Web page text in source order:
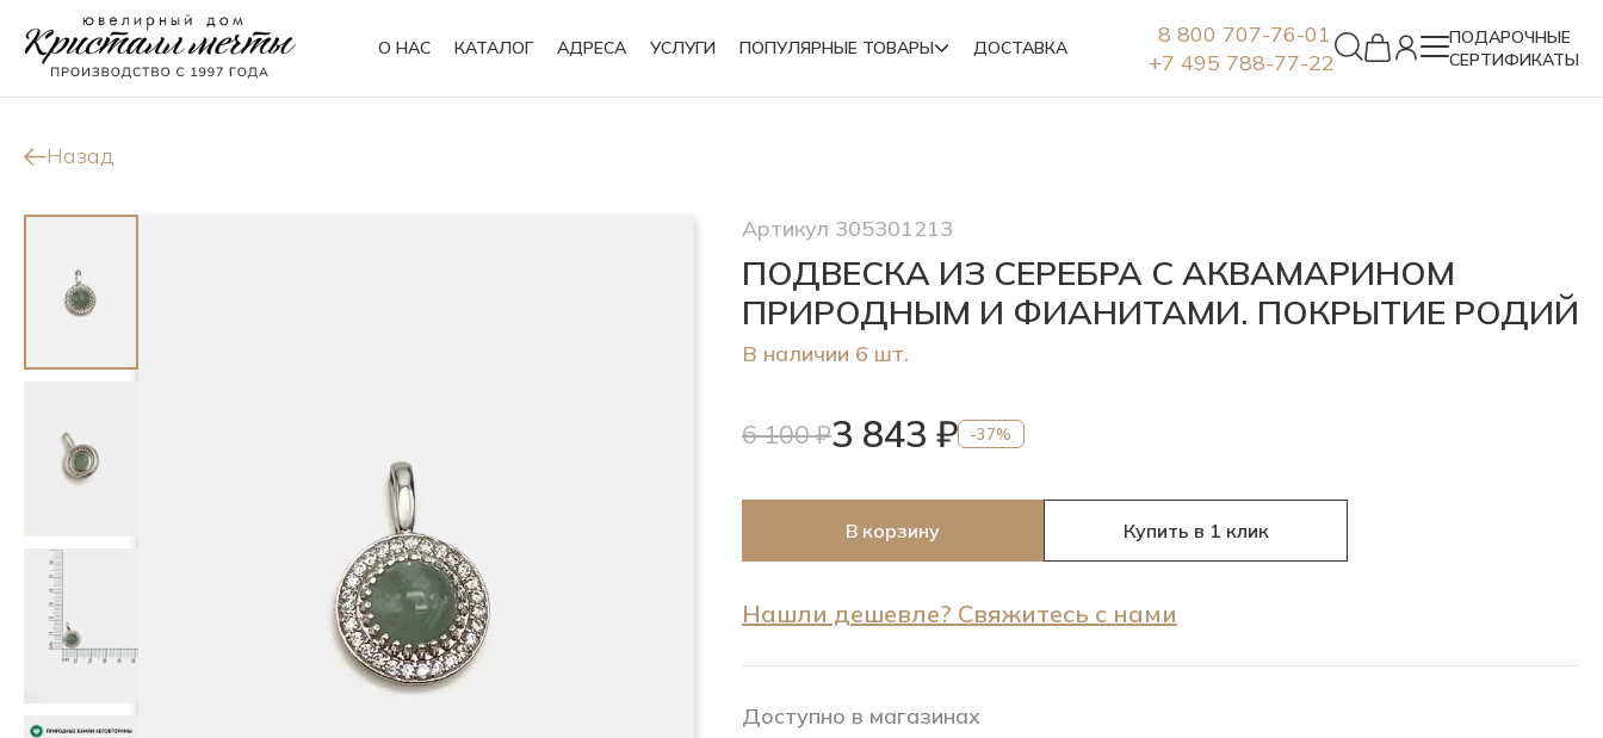
О НАС КАТАЛОГ АДРЕСА УСЛУГИ ПОПУЛЯРНЫЕ ТОВАРЫ ДОСТАВКА
8 800 707-76-01
+7 495 788-77-22
ПОДАРОЧНЫЕ
СЕРТИФИКАТЫ
Кольца
Броши
Назад
Артикул 305301213
ПОДВЕСКА ИЗ СЕРЕБРА С АКВАМАРИНОМ
ПРИРОДНЫМ И ФИАНИТАМИ. ПОКРЫТИЕ РОДИЙ
В наличии 6 шт.
6 100 ₽3 843 ₽ -37%
В корзину Купить в 1 клик
Нашли дешевле? Свяжитесь с нами
Доступно в магазинах